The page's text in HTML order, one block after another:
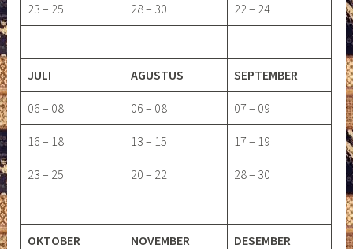
23 – 25 28 – 30 22 – 24
JULI AGUSTUS SEPTEMBER
06 – 08 06 – 08 07 – 09
16 – 18 13 – 15 17 – 19
23 – 25 20 – 22 28 – 30
OKTOBER NOVEMBER DESEMBER